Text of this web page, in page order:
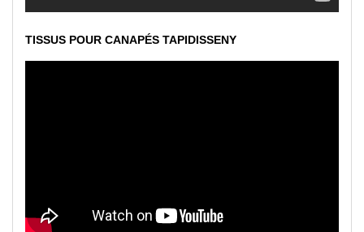
TISSUS POUR CANAPÉS TAPIDISSENY